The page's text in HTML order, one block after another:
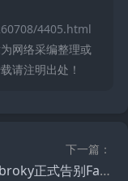
4405.html
网络采编整理或
请注明出处！
下一篇：
官宣：broky正式告别FaZe